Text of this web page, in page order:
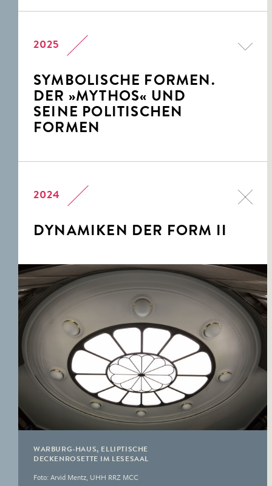
2025
SYMBOLISCHE FORMEN.
DER »MYTHOS« UND
SEINE POLITISCHEN
FORMEN
2024
DYNAMIKEN DER FORM II
WARBURG-HAUS, ELLIPTISCHE
DECKENROSETTE IM LESESAAL
Foto: Arvid Mentz, UHH RRZ MCC